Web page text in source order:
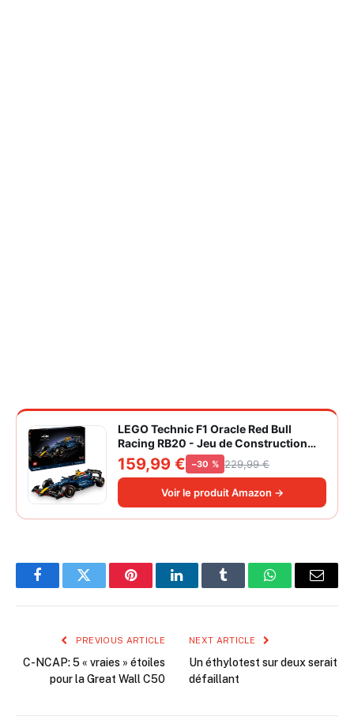
LEGO Technic F1 Oracle Red Bull
Racing RB20 - Jeu de Construction
Collector pour Adulte - Inclut Un
Moteur V6 et Une boîte de Vitesses -
Idée Cadeau pour passionnés de
Formule 1 42206
159,99 € −30 % 229,99 €
Voir le produit Amazon →
FacebookTwitter PinterestLinkedInTumblr WhatsAppEmail
PREVIOUS ARTICLE
C-NCAP: 5 « vraies » étoiles
pour la Great Wall C50
NEXT ARTICLE
Un éthylotest sur deux serait
défaillant